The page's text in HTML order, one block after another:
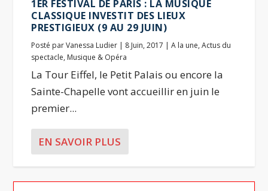
1ER FESTIVAL DE PARIS : LA MUSIQUE
CLASSIQUE INVESTIT DES LIEUX
PRESTIGIEUX (9 AU 29 JUIN)
Posté parVanessa Ludier | 8 Juin, 2017 |A la une,Actus du
spectacle, Musique & Opéra
La Tour Eiffel, le Petit Palais ou encore la
Sainte-Chapelle vont accueillir en juin le
premier...
EN SAVOIR PLUS